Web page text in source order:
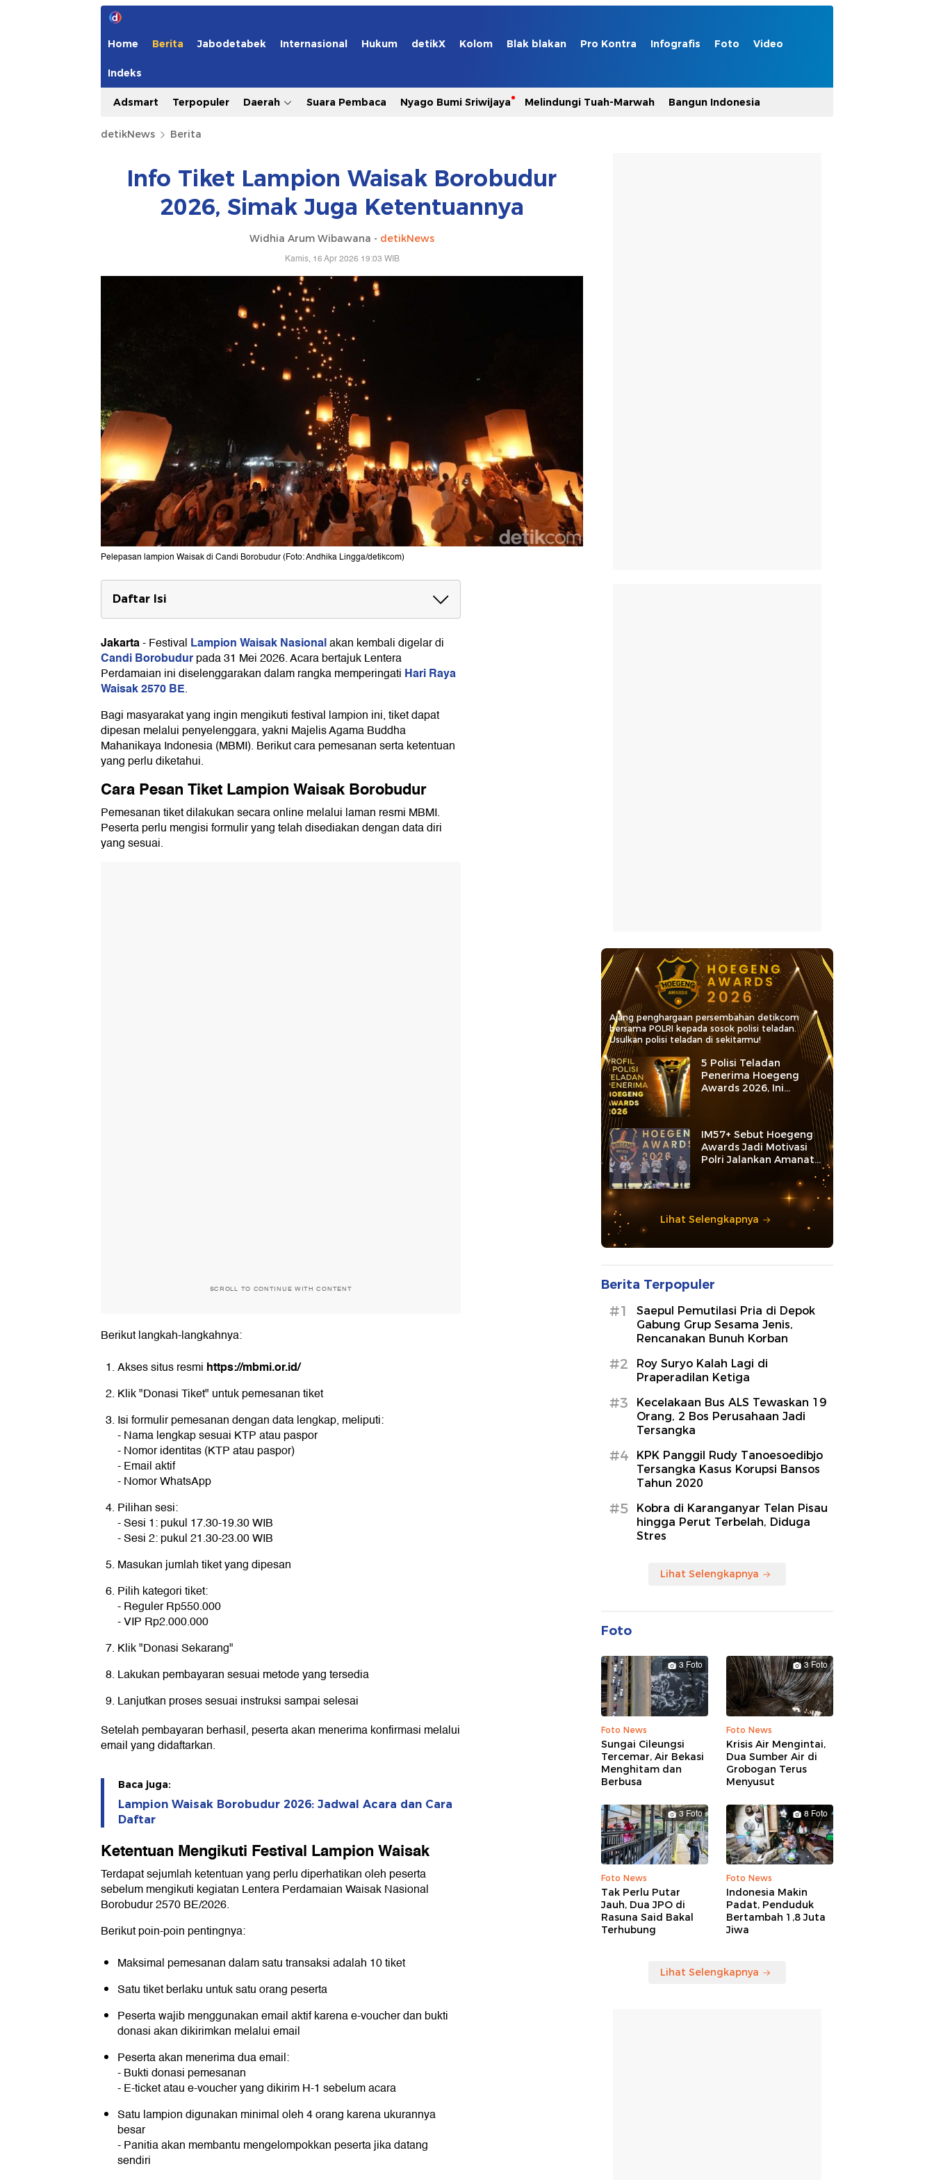
Home Berita Jabodetabek Internasional Hukum detikX Kolom Blak blakan Pro Kontra Infografis Foto Video
Indeks
Adsmart Terpopuler Daerah Suara Pembaca Nyago Bumi Sriwijaya Melindungi Tuah-Marwah Bangun Indonesia
detikNews Berita
Info Tiket Lampion Waisak Borobudur
2026, Simak Juga Ketentuannya
Widhia Arum Wibawana - detikNews
Kamis, 16 Apr 2026 19:03 WIB
Pelepasan lampion Waisak di Candi Borobudur (Foto: Andhika Lingga/detikcom)
Daftar Isi
Cara Pesan Tiket Lampion Waisak Borobudur
Ketentuan Mengikuti Festival Lampion Waisak
Tata Cara Penukaran Tiket Lampion Waisak
Jakarta-Festival Lampion Waisak Nasionalakan kembali digelar di
Candi Borobudurpada 31 Mei 2026. Acara bertajuk Lentera
Perdamaian ini diselenggarakan dalam rangka memperingati Hari Raya
Waisak 2570 BE.
Bagi masyarakat yang ingin mengikuti festival lampion ini, tiket dapat
dipesan melalui penyelenggara, yakni Majelis Agama Buddha
Mahanikaya Indonesia (MBMI). Berikut cara pemesanan serta ketentuan
yang perlu diketahui.
Cara Pesan Tiket Lampion Waisak Borobudur
Pemesanan tiket dilakukan secara online melalui laman resmi MBMI.
Peserta perlu mengisi formulir yang telah disediakan dengan data diri
yang sesuai.
SCROLL TO CONTINUE WITH CONTENT
Berikut langkah-langkahnya:
Akses situs resmi https://mbmi.or.id/
Klik "Donasi Tiket" untuk pemesanan tiket
Isi formulir pemesanan dengan data lengkap, meliputi:
- Nama lengkap sesuai KTP atau paspor
- Nomor identitas (KTP atau paspor)
- Email aktif
- Nomor WhatsApp
Pilihan sesi:
- Sesi 1: pukul 17.30-19.30 WIB
- Sesi 2: pukul 21.30-23.00 WIB
Masukan jumlah tiket yang dipesan
Pilih kategori tiket:
- Reguler Rp550.000
- VIP Rp2.000.000
Klik "Donasi Sekarang"
Lakukan pembayaran sesuai metode yang tersedia
Lanjutkan proses sesuai instruksi sampai selesai
Setelah pembayaran berhasil, peserta akan menerima konfirmasi melalui
email yang didaftarkan.
Baca juga:
Lampion Waisak Borobudur 2026: Jadwal Acara dan Cara
Daftar
Ketentuan Mengikuti Festival Lampion Waisak
Terdapat sejumlah ketentuan yang perlu diperhatikan oleh peserta
sebelum mengikuti kegiatan Lentera Perdamaian Waisak Nasional
Borobudur 2570 BE/2026.
Berikut poin-poin pentingnya:
Maksimal pemesanan dalam satu transaksi adalah 10 tiket
Satu tiket berlaku untuk satu orang peserta
Peserta wajib menggunakan email aktif karena e-voucher dan bukti
donasi akan dikirimkan melalui email
Peserta akan menerima dua email:
- Bukti donasi pemesanan
- E-ticket atau e-voucher yang dikirim H-1 sebelum acara
Satu lampion digunakan minimal oleh 4 orang karena ukurannya
besar
- Panitia akan membantu mengelompokkan peserta jika datang
sendiri
Ajang penghargaan persembahan detikcom
bersama POLRI kepada sosok polisi teladan.
Usulkan polisi teladan di sekitarmu!
5 Polisi Teladan
Penerima Hoegeng
Awards 2026, Ini
Kategori dan Kiprahnya
IM57+ Sebut Hoegeng
Awards Jadi Motivasi
Polri Jalankan Amanat
Lihat Selengkapnya
Berita Terpopuler
#1
Saepul Pemutilasi Pria di Depok
Gabung Grup Sesama Jenis,
Rencanakan Bunuh Korban
#2
Roy Suryo Kalah Lagi di
Praperadilan Ketiga
#3
Kecelakaan Bus ALS Tewaskan 19
Orang, 2 Bos Perusahaan Jadi
Tersangka
#4
KPK Panggil Rudy Tanoesoedibjo
Tersangka Kasus Korupsi Bansos
Tahun 2020
#5
Kobra di Karanganyar Telan Pisau
hingga Perut Terbelah, Diduga
Stres
Lihat Selengkapnya
Foto
3 Foto
Foto News
Sungai Cileungsi
Tercemar, Air Bekasi
Menghitam dan
Berbusa
3 Foto
Foto News
Krisis Air Mengintai,
Dua Sumber Air di
Grobogan Terus
Menyusut
3 Foto
Foto News
Tak Perlu Putar
Jauh, Dua JPO di
Rasuna Said Bakal
Terhubung
8 Foto
Foto News
Indonesia Makin
Padat, Penduduk
Bertambah 1,8 Juta
Jiwa
Lihat Selengkapnya